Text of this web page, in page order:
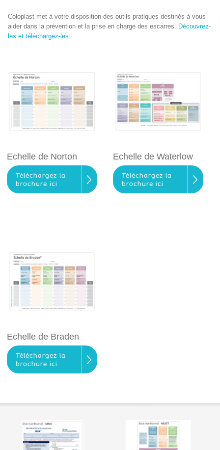
Coloplast met à votre disposition des outils pratiques destinés à vous
aider dans la prévention et la prise en charge des escarres.
Découvrez-
les et téléchargez-les.
Echelle de Norton
Téléchargez la
brochure ici
Echelle de Waterlow
Téléchargez la
brochure ici
Echelle de Braden
Téléchargez la
brochure ici